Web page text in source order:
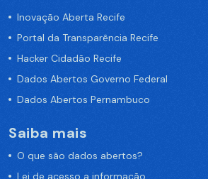
Inovação Aberta Recife
Portal da Transparência Recife
Hacker Cidadão Recife
Dados Abertos Governo Federal
Dados Abertos Pernambuco
Saiba mais
O que são dados abertos?